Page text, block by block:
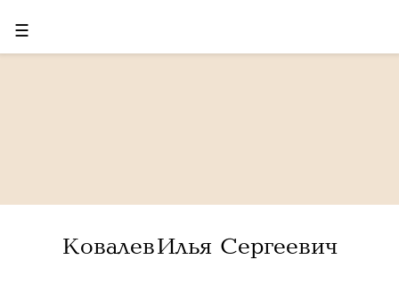
☰
Ковалев Илья Сергеевич